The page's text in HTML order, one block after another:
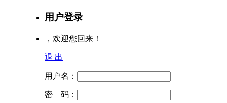
用户登录
，欢迎您回来！
退 出
用户名：
密 码：